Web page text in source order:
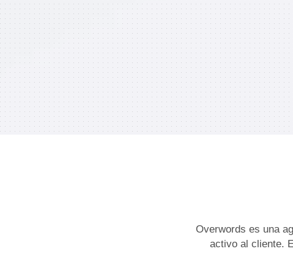
Overwords es una
activo al cliente.